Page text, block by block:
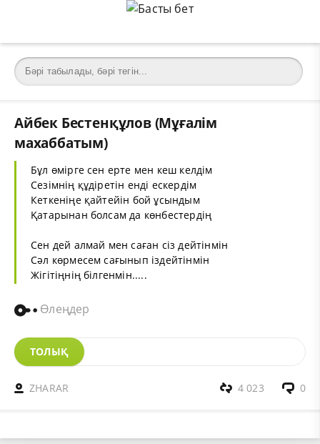
Айбек Бестенқұлов (Мұғалім
махаббатым)
Бұл өмірге сен ерте мен кеш келдім
Сезімнің құдіретін енді ескердім
Кеткеніңе қайтейін бой ұсындым
Қатарынан болсам да көнбестердің
Сен дей алмай мен саған сіз дейтінмін
Сәл көрмесем сағынып іздейтінмін
Жігітіңнің білгенмін.....
Өлеңдер
ТОЛЫҚ
ZHARAR 0
4 023